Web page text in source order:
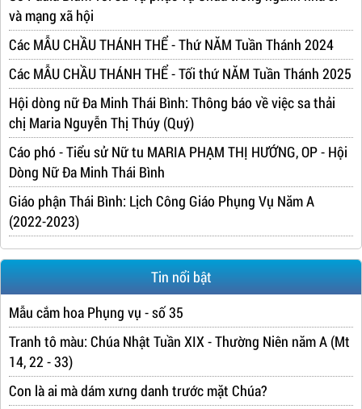
và mạng xã hội
Các MẪU CHẦU THÁNH THỂ - Thứ NĂM Tuần Thánh 2024
Các MẪU CHẦU THÁNH THỂ - Tối thứ NĂM Tuần Thánh 2025
Hội dòng nữ Đa Minh Thái Bình: Thông báo về việc sa thải
chị Maria Nguyễn Thị Thúy (Quý)
Cáo phó - Tiểu sử Nữ tu MARIA PHẠM THỊ HƯỚNG, OP - Hội
Dòng Nữ Đa Minh Thái Bình
Giáo phận Thái Bình: Lịch Công Giáo Phụng Vụ Năm A
(2022-2023)
Tin nổi bật
Mẫu cắm hoa Phụng vụ - số 35
Tranh tô màu: Chúa Nhật Tuần XIX - Thường Niên năm A (Mt
14, 22 - 33)
Con là ai mà dám xưng danh trước mặt Chúa?